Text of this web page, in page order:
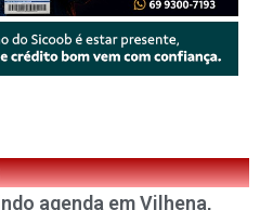
agenda em Vilhena,